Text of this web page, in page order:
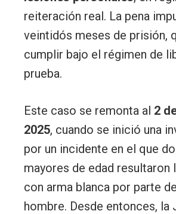
reiteración real. La pena
veintidós meses de prisión,
cumplir bajo el régimen de
prueba.
Este caso se remonta al 2
2025, cuando se inició una
por un incidente en el que
mayores de edad resultaron
con arma blanca por parte
hombre. Desde entonces, la